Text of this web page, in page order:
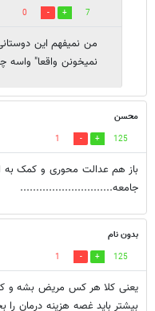
7
0
من نمیفهم این
نمیخونن واقعا"
محسن
125
1
باز هم عدالت محوری و کمک به
جامعه.............................
بدون نام
125
1
یعنی کلا هر کس مریض بشه و
بیشتر باید غصه هزینه درمان را